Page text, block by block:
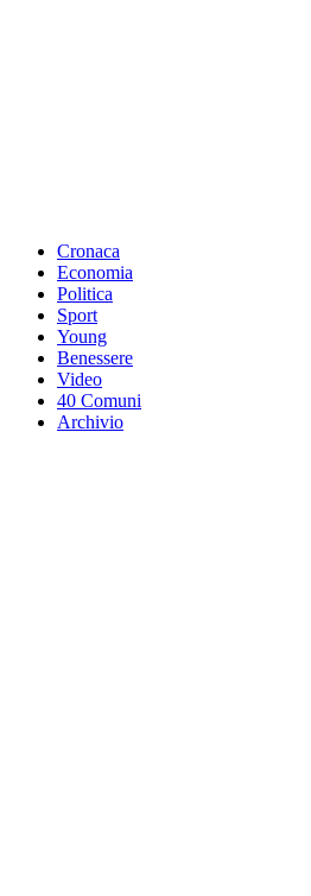
Cronaca
Economia
Politica
Sport
Young
Benessere
Video
40 Comuni
Archivio